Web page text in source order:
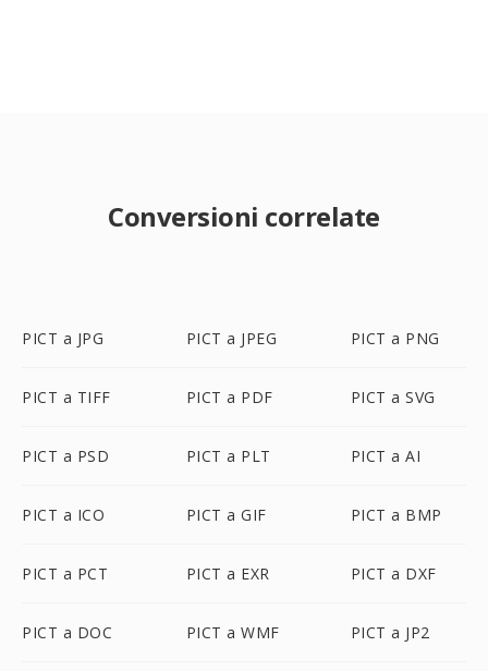
Conversioni correlate
PICT a JPG PICT a JPEG PICT a PNG
PICT a TIFF PICT a PDF PICT a SVG
PICT a PSD PICT a PLT PICT a AI
PICT a ICO PICT a GIF PICT a BMP
PICT a PCT PICT a EXR PICT a DXF
PICT a DOC PICT a WMF PICT a JP2